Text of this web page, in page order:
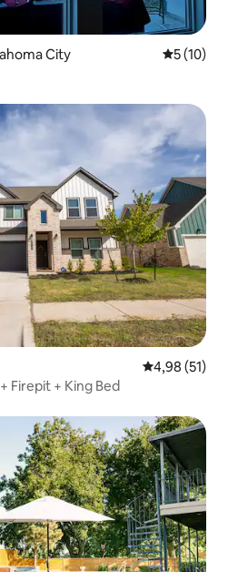
City
5 (10)
Gemiddelde
4,98 (51)
Firepit + King Bed